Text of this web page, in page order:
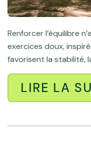
Renforcer l’équilibre
exercices doux,
favorisent la stabilité,
LIRE LA